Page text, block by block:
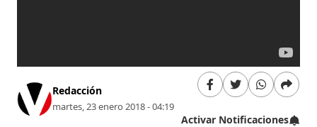
Redacción
martes, 23 enero 2018 - 04:19
Activar Notificaciones